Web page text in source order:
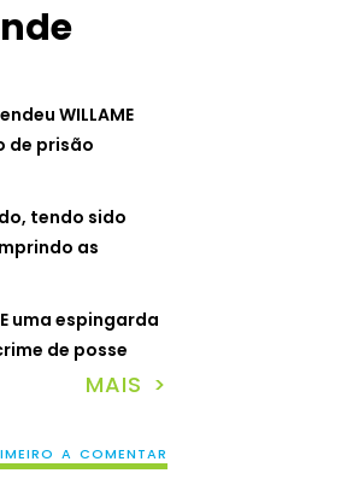
WILLAME
de prisão
tendo sido
as
uma espingarda
de posse
MAIS >
A COMENTAR